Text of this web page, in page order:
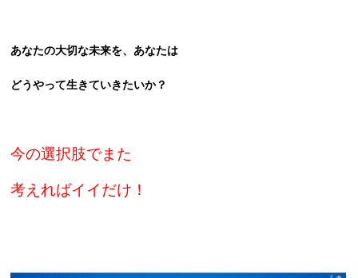
あなたの大切な未来を、あなたは
どうやって生きていきたいか？
今の選択肢でまた
考えればイイだけ！